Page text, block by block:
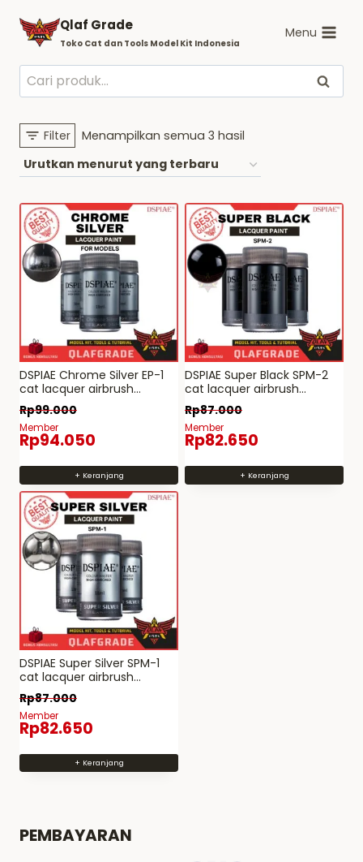
content
Qlaf Grade
Toko Cat dan Tools Model Kit Indonesia
Menu
Pencarian
untuk:
Cari
Filter Menampilkan semua 3 hasil
menurut
terbaru
DSPIAE Chrome Silver EP-1
cat lacquer airbrush
gundam model kit
Rp99.000
Member
Rp94.050
+ Keranjang
DSPIAE Super Black SPM-2
cat lacquer airbrush
gundam model kit
Rp87.000
Member
Rp82.650
+ Keranjang
DSPIAE Super Silver SPM-1
cat lacquer airbrush
gundam model kit
Rp87.000
Member
Rp82.650
+ Keranjang
PEMBAYARAN